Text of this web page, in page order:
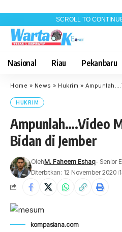
SCROLL TO
Nasional Riau Pekanbaru
Home » News » Hukrim »
HUKRIM
Ampunlah….Video
Bidan di Jember
OlehM. Faheem Eshaq- Senior
Diterbitkan: 12 November 2020
kompasiana.com